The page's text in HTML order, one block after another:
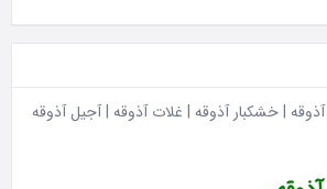
| خشکبار آذوقه | غلات آذوقه | آجیل آذوقه